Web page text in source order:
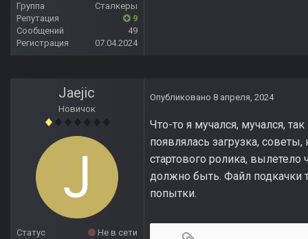
Группа
Сталкеры
Репутация
9
Сообщений
49
Регистрация
07.04.2024
Jaejic
Новичок
Статус
Не в сети
Опубликовано 8 апреля, 2024
Что-то я мучался, мучался,
появлялась загрузка,
стартового ролика,
должно быть. Файл подкачки
попытки.